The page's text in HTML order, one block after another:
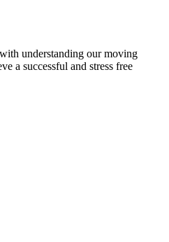
understanding our moving
a successful and stress free